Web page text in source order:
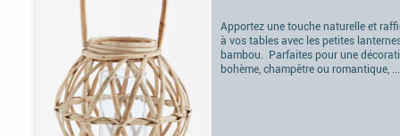
Apportez une touche naturelle et
à vos tables avec les petites
bambou. Parfaites pour une
bohème, champêtre ou romantique, ...